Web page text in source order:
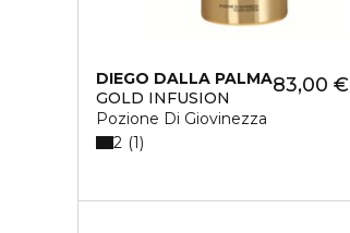
DIEGO DALLA PALMA
GOLD INFUSION
Pozione Di Giovinezza
83,00 €
2 1